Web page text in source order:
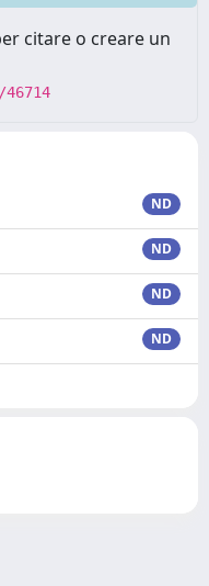
citare o creare un
ND
ND
ND
ND